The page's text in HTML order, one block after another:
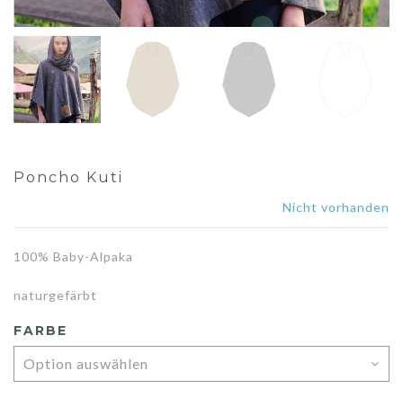
Poncho Kuti
Nicht vorhanden
100% Baby-Alpaka
naturgefärbt
FARBE